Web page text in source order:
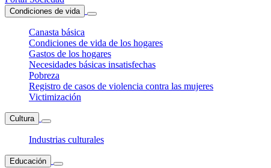
Condiciones de vida
Canasta básica
Condiciones de vida de los hogares
Gastos de los hogares
Necesidades básicas insatisfechas
Pobreza
Registro de casos de violencia contra las mujeres
Victimización
Cultura
Industrias culturales
Educación